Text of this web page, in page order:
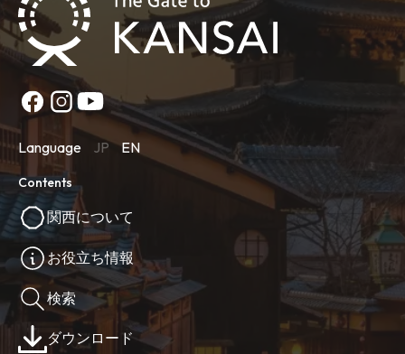
Language JP EN
Contents
関西について
お役立ち情報
検索
ダウンロード